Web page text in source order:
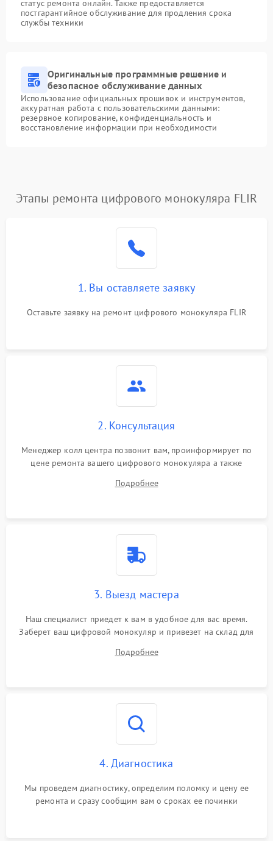
статус ремонта онлайн. Также предоставляется
постгарантийное обслуживание для продления срока
службы техники
Оригинальные программные решение и
безопасное обслуживание данных
Использование официальных прошивок и инструментов,
аккуратная работа с пользовательскими данными:
резервное копирование, конфиденциальность и
восстановление информации при необходимости
Этапы ремонта цифрового монокуляра FLIR
1. Вы оставляете заявку
Оставьте заявку на ремонт цифрового монокуляра FLIR
2. Консультация
Менеджер колл центра позвонит вам, проинформирует по
цене ремонта вашего цифрового монокуляра а также
Подробнее
3. Выезд мастера
Наш специалист приедет к вам в удобное для вас время.
Заберет ваш цифровой монокуляр и привезет на склад для
Подробнее
4. Диагностика
Мы проведем диагностику, определим поломку и цену ее
ремонта и сразу сообщим вам о сроках ее починки